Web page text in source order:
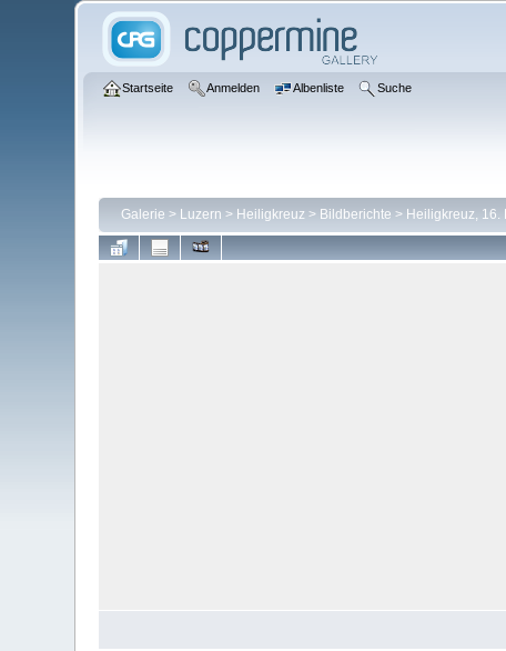
Startseite Anmelden Albenliste Suche
Galerie > Luzern > Heiligkreuz> Bildberichte > Heiligkreuz, 16.